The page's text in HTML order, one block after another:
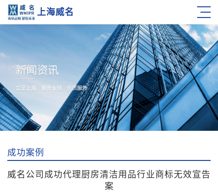
上海威名
成功案例
威名公司成功代理厨房清洁用品行业商标无效宣告
案